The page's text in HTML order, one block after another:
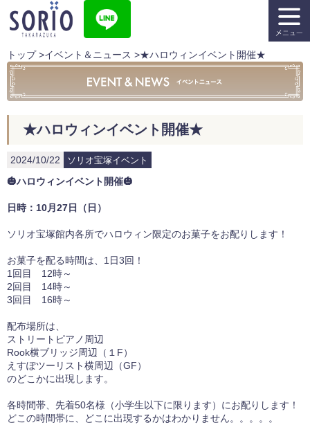
トップ>イベント＆ニュース >★ハロウィンイベント開催★
★ハロウィンイベント開催★
2024/10/22 ソリオ宝塚イベント
🎃ハロウィンイベント開催🎃
日時：10月27日（日）
ソリオ宝塚館内各所でハロウィン限定のお菓子をお配りします！
お菓子を配る時間は、1日3回！
1回目 12時～
2回目 14時～
3回目 16時～
配布場所は、
ストリートピアノ周辺
Rook横ブリッジ周辺（１F）
えすぽツーリスト横周辺（GF）
のどこかに出現します。
各時間帯、先着50名様（小学生以下に限ります）にお配りします！
どこの時間帯に、どこに出現するかはわかりません。。。。。